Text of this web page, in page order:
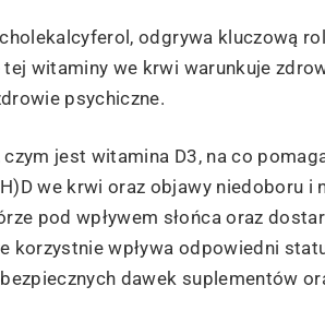
odgrywa kluczową
witaminy we krwi warunkuje
psychiczne.
jest witamina D3, na co
we krwi oraz objawy niedoboru i
pod wpływem słońca oraz
korzystnie wpływa odpowiedni
dawek suplementów